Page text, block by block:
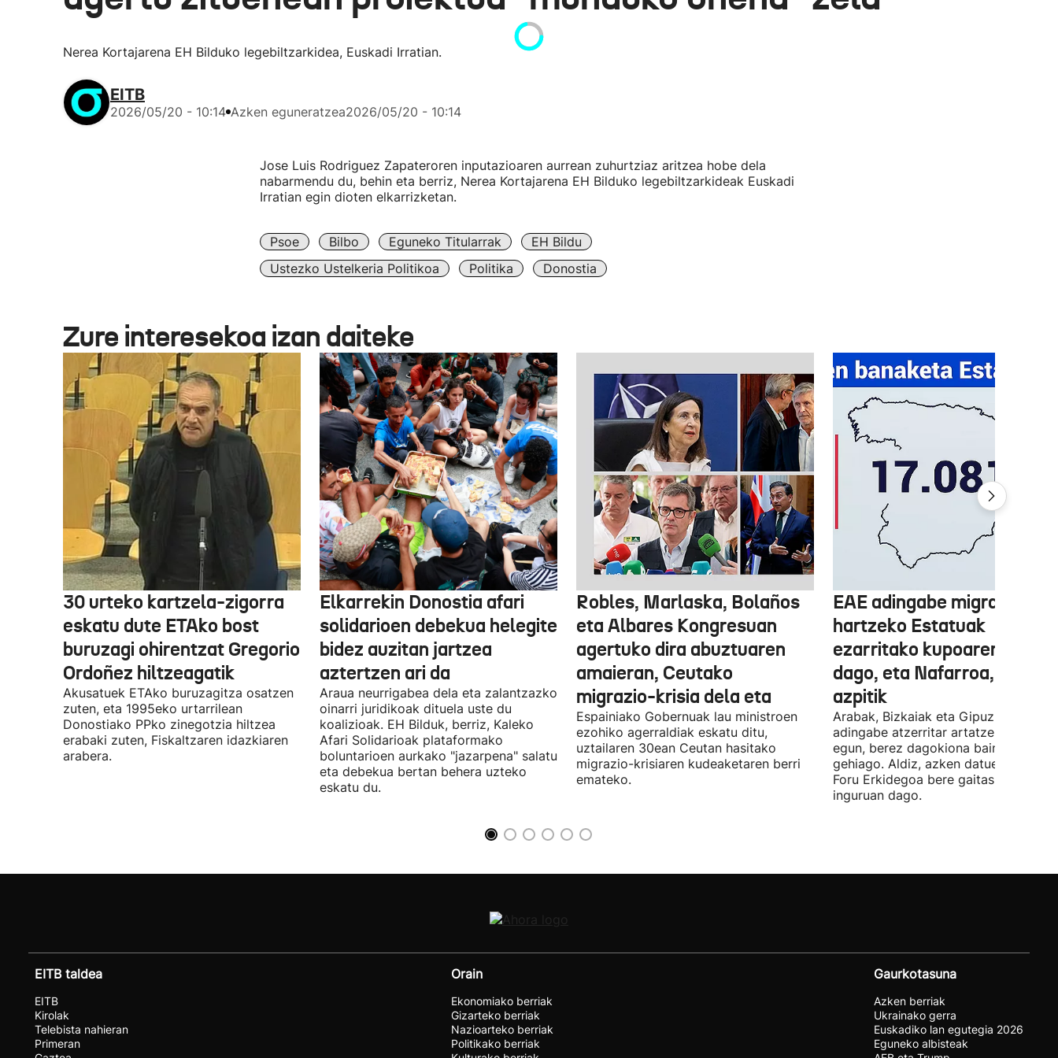
Nerea Kortajarena EH Bilduko legebiltzarkidea, Euskadi Irratian.
EITB
2026/05/20 - 10:14 Azken eguneratzea2026/05/20 - 10:14
Jose Luis Rodriguez Zapateroren inputazioaren aurrean zuhurtziaz aritzea hobe dela
nabarmendu du, behin eta berriz, Nerea Kortajarena EH Bilduko legebiltzarkideak Euskadi
Irratian egin dioten elkarrizketan.
Psoe Bilbo Eguneko Titularrak
EH Bildu
Ustezko Ustelkeria Politikoa
Politika Donostia
Zure interesekoa izan daiteke
30 urteko kartzela-zigorra
eskatu dute ETAko bost
buruzagi ohirentzat Gregorio
Ordoñez hiltzeagatik
Akusatuek ETAko buruzagitza osatzen
zuten, eta 1995eko urtarrilean
Donostiako PPko zinegotzia hiltzea
erabaki zuten, Fiskaltzaren idazkiaren
arabera.
Elkarrekin Donostia afari
solidarioen debekua helegite
bidez auzitan jartzea
aztertzen ari da
Araua neurrigabea dela eta zalantzazko
oinarri juridikoak dituela uste du
koalizioak. EH Bilduk, berriz, Kaleko
Afari Solidarioak plataformako
boluntarioen aurkako "jazarpena" salatu
eta debekua bertan behera uzteko
eskatu du.
Robles, Marlaska, Bolaños
eta Albares Kongresuan
agertuko dira abuztuaren
amaieran, Ceutako
migrazio-krisia dela eta
Espainiako Gobernuak lau ministroen
ezohiko agerraldiak eskatu ditu,
uztailaren 30ean Ceutan hasitako
migrazio-krisiaren kudeaketaren berri
emateko.
EAE adingabe
hartzeko Estatuak
ezarritako kupoaren
dago, eta Nafarroa, berriz,
azpitik
Arabak, Bizkaiak eta Gipuzkoak 843
adingabe atzerritar artatzen dituzte
egun, berez dagokiona baino 65
gehiago. Aldiz, azken datuen arabera,
Foru Erkidegoa bere gaitasunaren %
inguruan dago.
EITB taldea
EITB
Kirolak
Telebista nahieran
Primeran
Orain
Ekonomiako berriak
Gizarteko berriak
Nazioarteko berriak
Politikako berriak
Gaurkotasuna
Azken berriak
Ukrainako gerra
Euskadiko lan egutegia 2026
Eguneko albisteak